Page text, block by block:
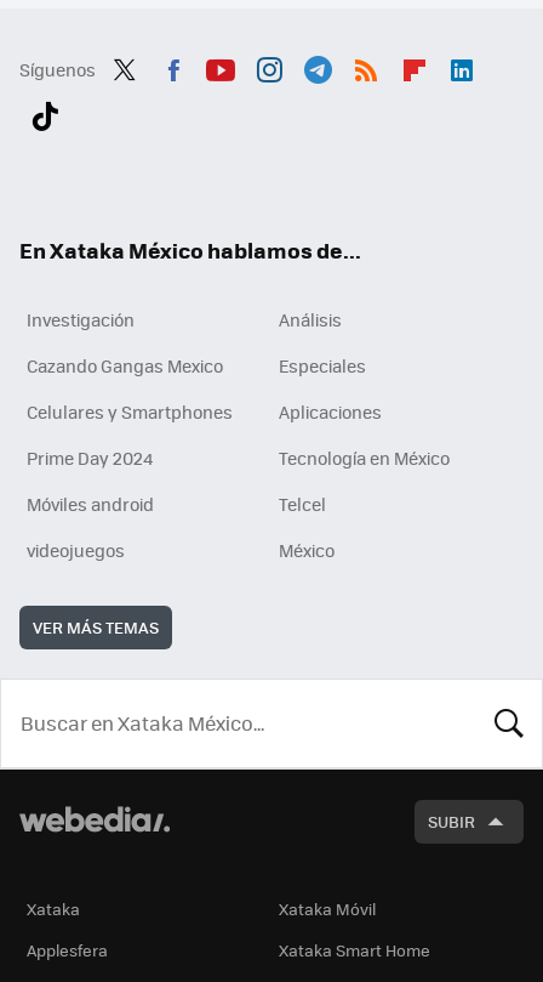
Síguenos
En Xataka México hablamos de...
Investigación
Análisis
Cazando Gangas Mexico
Especiales
Celulares y Smartphones
Aplicaciones
Prime Day 2024
Tecnología en México
Móviles android
Telcel
videojuegos
México
VER MÁS TEMAS
SUBIR
Xataka
Xataka Móvil
Applesfera
Xataka Smart Home